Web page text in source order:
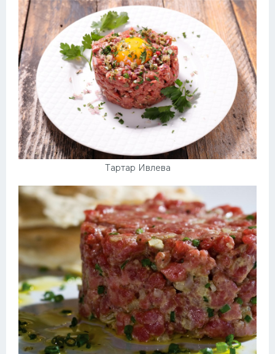
Тартар Ивлева